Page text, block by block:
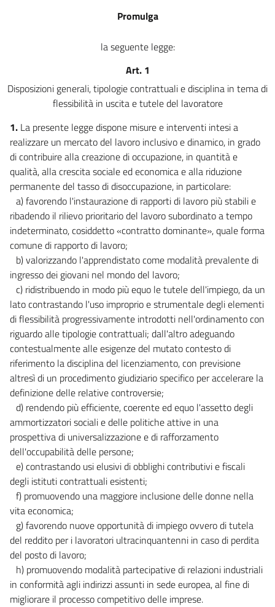
Promulga
la seguente legge:
Art. 1
Disposizioni generali, tipologie contrattuali e disciplina in tema di
flessibilità in uscita e tutele del lavoratore
1. La presente legge dispone misure e interventi intesi a
realizzare un mercato del lavoro inclusivo e dinamico, in grado
di contribuire alla creazione di occupazione, in quantità e
qualità, alla crescita sociale ed economica e alla riduzione
permanente del tasso di disoccupazione, in particolare:
a) favorendo l'instaurazione di rapporti di lavoro più stabili e
ribadendo il rilievo prioritario del lavoro subordinato a tempo
indeterminato, cosiddetto «contratto dominante», quale forma
comune di rapporto di lavoro;
b) valorizzando l'apprendistato come modalità prevalente di
ingresso dei giovani nel mondo del lavoro;
c) ridistribuendo in modo più equo le tutele dell'impiego, da un
lato contrastando l'uso improprio e strumentale degli elementi
di flessibilità progressivamente introdotti nell'ordinamento con
riguardo alle tipologie contrattuali; dall'altro adeguando
contestualmente alle esigenze del mutato contesto di
riferimento la disciplina del licenziamento, con previsione
altresì di un procedimento giudiziario specifico per accelerare la
definizione delle relative controversie;
d) rendendo più efficiente, coerente ed equo l'assetto degli
ammortizzatori sociali e delle politiche attive in una
prospettiva di universalizzazione e di rafforzamento
dell'occupabilità delle persone;
e) contrastando usi elusivi di obblighi contributivi e fiscali
degli istituti contrattuali esistenti;
f) promuovendo una maggiore inclusione delle donne nella
vita economica;
g) favorendo nuove opportunità di impiego ovvero di tutela
del reddito per i lavoratori ultracinquantenni in caso di perdita
del posto di lavoro;
h) promuovendo modalità partecipative di relazioni industriali
in conformità agli indirizzi assunti in sede europea, al fine di
migliorare il processo competitivo delle imprese.